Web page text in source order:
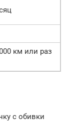
км или раз
с обивки